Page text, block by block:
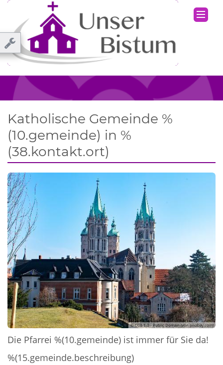
Katholische Gemeinde %
(10.gemeinde) in %
(38.kontakt.ort)
© CC0 1.0 - Public Domain (von pixabay.com)
Die Pfarrei %(10.gemeinde) ist immer für Sie da!
%(15.gemeinde.beschreibung)